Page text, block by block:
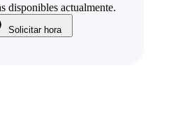
disponibles actualmente.
Solicitar hora